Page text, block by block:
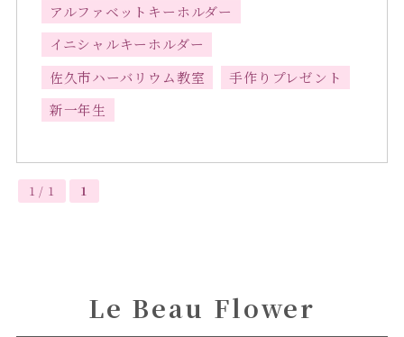
アルファベットキーホルダー
イニシャルキーホルダー
佐久市ハーバリウム教室
手作りプレゼント
新一年生
1 / 1 1
Le Beau Flower